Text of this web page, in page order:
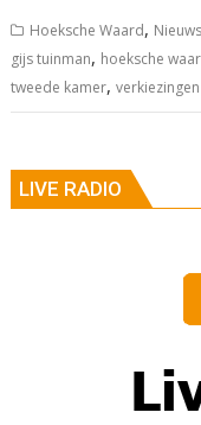
Hoeksche Waard, Nieuws
gijs tuinman, hoeksche
tweede kamer,verkiezingen
LIVE RADIO